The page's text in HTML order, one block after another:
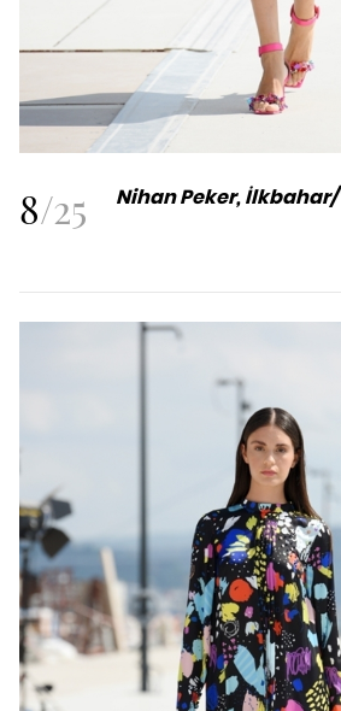
8/25 Nihan Peker, İlkbahar/